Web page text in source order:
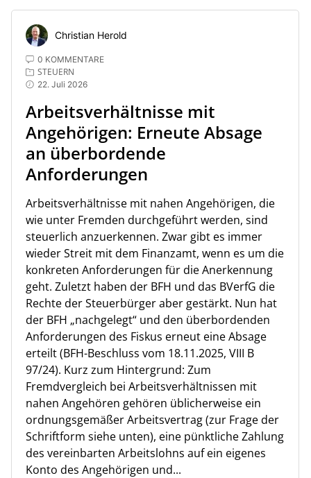
Christian Herold
0 KOMMENTARE
STEUERN
22. Juli 2026
Arbeitsverhältnisse mit
Angehörigen: Erneute Absage
an überbordende
Anforderungen
Arbeitsverhältnisse mit nahen Angehörigen, die
wie unter Fremden durchgeführt werden, sind
steuerlich anzuerkennen. Zwar gibt es immer
wieder Streit mit dem Finanzamt, wenn es um die
konkreten Anforderungen für die Anerkennung
geht. Zuletzt haben der BFH und das BVerfG die
Rechte der Steuerbürger aber gestärkt. Nun hat
der BFH „nachgelegt“ und den überbordenden
Anforderungen des Fiskus erneut eine Absage
erteilt (BFH-Beschluss vom 18.11.2025, VIII B
97/24). Kurz zum Hintergrund: Zum
Fremdvergleich bei Arbeitsverhältnissen mit
nahen Angehören gehören üblicherweise ein
ordnungsgemäßer Arbeitsvertrag (zur Frage der
Schriftform siehe unten), eine pünktliche Zahlung
des vereinbarten Arbeitslohns auf ein eigenes
Konto des Angehörigen und...